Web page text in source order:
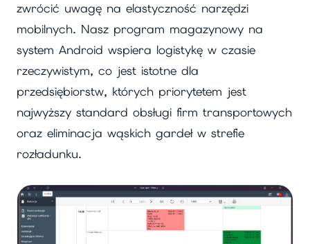
zwrócić uwagę na elastyczność narzędzi
mobilnych. Nasz program magazynowy na
system Android wspiera logistykę w czasie
rzeczywistym, co jest istotne dla
przedsiębiorstw, których priorytetem jest
najwyższy standard obsługi firm transportowych
oraz eliminacja wąskich gardeł w strefie
rozładunku.